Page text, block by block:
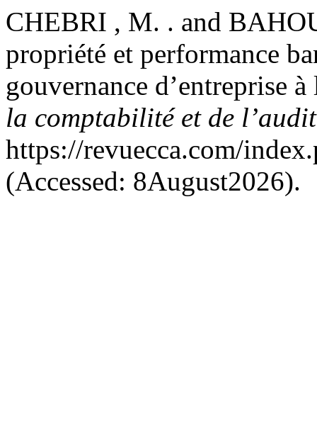
CHEBRI , M. . and
propriété et performance
gouvernance d’entreprise
la comptabilité et de
https://revuecca.com/
(Accessed: 8August2026).